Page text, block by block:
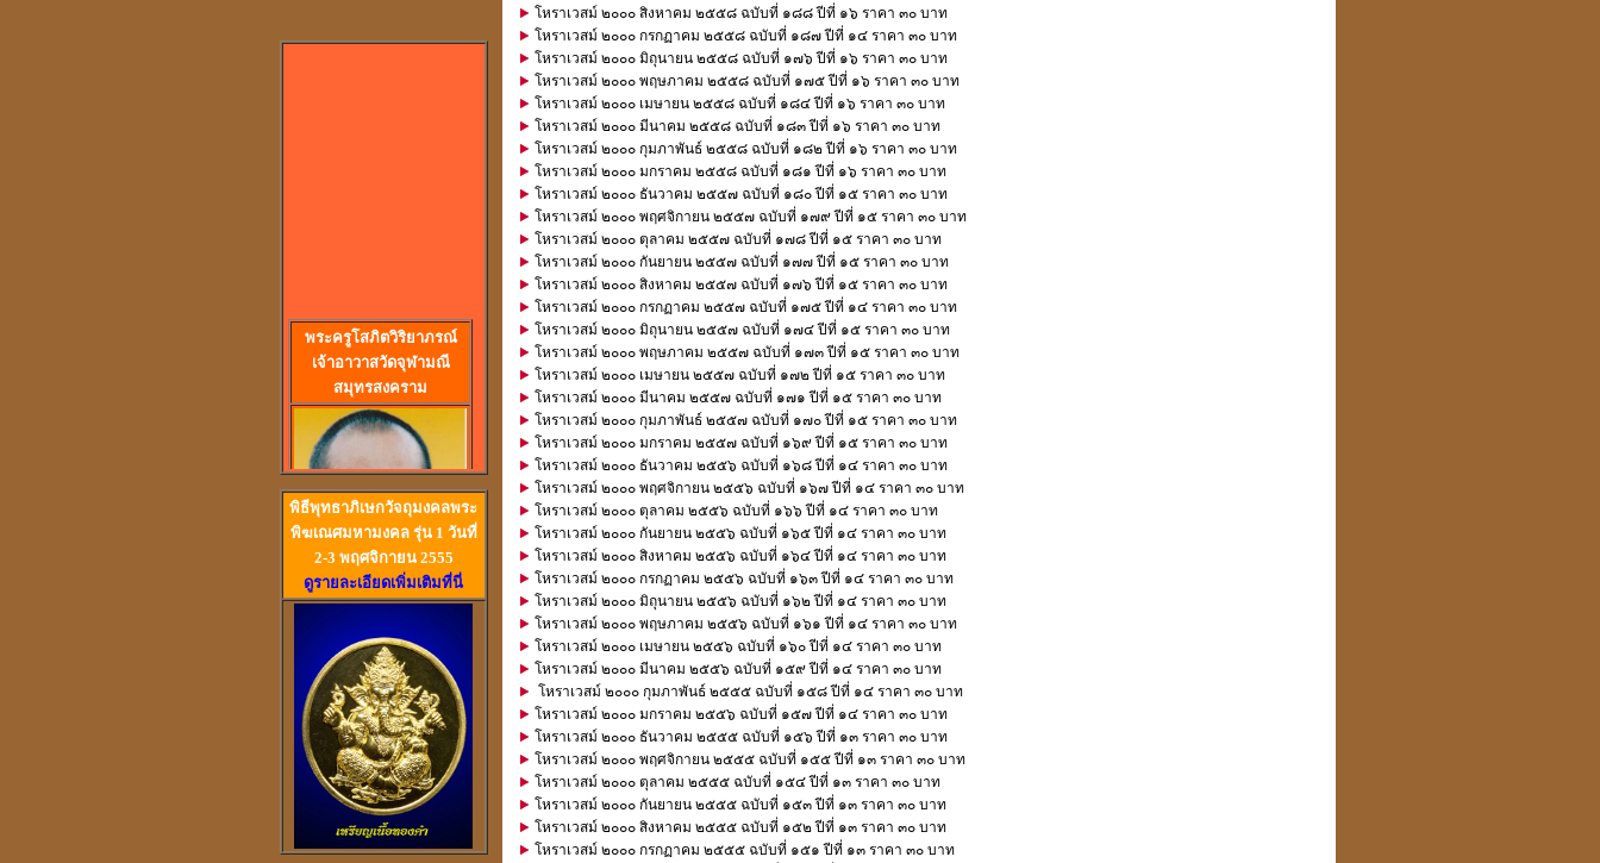
พระครูโสภิตวิริยาภรณ์
เจ้าอาวาสวัดจุฬามณี
สมุทรสงคราม
วัดสวนหงส์ สุพรรณบุรี
พิธีพุทธาภิเษกวัจถุมงคลพระ
พิฆเณศมหามงคล รุ่น 1 วันที่
2-3 พฤศจิกายน 2555
ดูรายละเอียดเพิ่มเติมที่นี่
โหราเวสม์ ๒๐๐๐ สิงหาคม ๒๕๕๘ ฉบับที่ ๑๘๘ ปีที่ ๑๖ ราคา ๓๐ บาท
โหราเวสม์ ๒๐๐๐ กรกฏาคม ๒๕๕๘ ฉบับที่ ๑๘๗ ปีที่ ๑๔ ราคา ๓๐ บาท
โหราเวสม์ ๒๐๐๐ มิถุนายน ๒๕๕๘ ฉบับที่ ๑๗๖ ปีที่ ๑๖ ราคา ๓๐ บาท
โหราเวสม์ ๒๐๐๐ พฤษภาคม ๒๕๕๘ ฉบับที่ ๑๗๕ ปีที่ ๑๖ ราคา ๓๐ บาท
โหราเวสม์ ๒๐๐๐ เมษายน ๒๕๕๘ ฉบับที่ ๑๘๔ ปีที่ ๑๖ ราคา ๓๐ บาท
โหราเวสม์ ๒๐๐๐ มีนาคม ๒๕๕๘ ฉบับที่ ๑๘๓ ปีที่ ๑๖ ราคา ๓๐ บาท
โหราเวสม์ ๒๐๐๐ กุมภาพันธ์ ๒๕๕๘ ฉบับที่ ๑๘๒ ปีที่ ๑๖ ราคา ๓๐ บาท
โหราเวสม์ ๒๐๐๐ มกราคม ๒๕๕๘ ฉบับที่ ๑๘๑ ปีที่ ๑๖ ราคา ๓๐ บาท
โหราเวสม์ ๒๐๐๐ ธันวาคม ๒๕๕๗ ฉบับที่ ๑๘๐ ปีที่ ๑๕ ราคา ๓๐ บาท
โหราเวสม์ ๒๐๐๐ พฤศจิกายน ๒๕๕๗ ฉบับที่ ๑๗๙ ปีที่ ๑๕ ราคา ๓๐ บาท
โหราเวสม์ ๒๐๐๐ ตุลาคม ๒๕๕๗ ฉบับที่ ๑๗๘ ปีที่ ๑๕ ราคา ๓๐ บาท
โหราเวสม์ ๒๐๐๐ กันยายน ๒๕๕๗ ฉบับที่ ๑๗๗ ปีที่ ๑๕ ราคา ๓๐ บาท
โหราเวสม์ ๒๐๐๐ สิงหาคม ๒๕๕๗ ฉบับที่ ๑๗๖ ปีที่ ๑๕ ราคา ๓๐ บาท
โหราเวสม์ ๒๐๐๐ กรกฏาคม ๒๕๕๗ ฉบับที่ ๑๗๕ ปีที่ ๑๔ ราคา ๓๐ บาท
โหราเวสม์ ๒๐๐๐ มิถุนายน ๒๕๕๗ ฉบับที่ ๑๗๔ ปีที่ ๑๕ ราคา ๓๐ บาท
โหราเวสม์ ๒๐๐๐ พฤษภาคม ๒๕๕๗ ฉบับที่ ๑๗๓ ปีที่ ๑๕ ราคา ๓๐ บาท
โหราเวสม์ ๒๐๐๐ เมษายน ๒๕๕๗ ฉบับที่ ๑๗๒ ปีที่ ๑๕ ราคา ๓๐ บาท
โหราเวสม์ ๒๐๐๐ มีนาคม ๒๕๕๗ ฉบับที่ ๑๗๑ ปีที่ ๑๕ ราคา ๓๐ บาท
โหราเวสม์ ๒๐๐๐ กุมภาพันธ์ ๒๕๕๗ ฉบับที่ ๑๗๐ ปีที่ ๑๕ ราคา ๓๐ บาท
โหราเวสม์ ๒๐๐๐ มกราคม ๒๕๕๗ ฉบับที่ ๑๖๙ ปีที่ ๑๕ ราคา ๓๐ บาท
โหราเวสม์ ๒๐๐๐ ธันวาคม ๒๕๕๖ ฉบับที่ ๑๖๘ ปีที่ ๑๔ ราคา ๓๐ บาท
โหราเวสม์ ๒๐๐๐ พฤศจิกายน ๒๕๕๖ ฉบับที่ ๑๖๗ ปีที่ ๑๔ ราคา ๓๐ บาท
โหราเวสม์ ๒๐๐๐ ตุลาคม ๒๕๕๖ ฉบับที่ ๑๖๖ ปีที่ ๑๔ ราคา ๓๐ บาท
โหราเวสม์ ๒๐๐๐ กันยายน ๒๕๕๖ ฉบับที่ ๑๖๕ ปีที่ ๑๔ ราคา ๓๐ บาท
โหราเวสม์ ๒๐๐๐ สิงหาคม ๒๕๕๖ ฉบับที่ ๑๖๔ ปีที่ ๑๔ ราคา ๓๐ บาท
โหราเวสม์ ๒๐๐๐ กรกฏาคม ๒๕๕๖ ฉบับที่ ๑๖๓ ปีที่ ๑๔ ราคา ๓๐ บาท
โหราเวสม์ ๒๐๐๐ มิถุนายน ๒๕๕๖ ฉบับที่ ๑๖๒ ปีที่ ๑๔ ราคา ๓๐ บาท
โหราเวสม์ ๒๐๐๐ พฤษภาคม ๒๕๕๖ ฉบับที่ ๑๖๑ ปีที่ ๑๔ ราคา ๓๐ บาท
โหราเวสม์ ๒๐๐๐ เมษายน ๒๕๕๖ ฉบับที่ ๑๖๐ ปีที่ ๑๔ ราคา ๓๐ บาท
โหราเวสม์ ๒๐๐๐ มีนาคม ๒๕๕๖ ฉบับที่ ๑๕๙ ปีที่ ๑๔ ราคา ๓๐ บาท
โหราเวสม์ ๒๐๐๐ กุมภาพันธ์ ๒๕๕๕ ฉบับที่ ๑๕๘ ปีที่ ๑๔ ราคา ๓๐ บาท
โหราเวสม์ ๒๐๐๐ มกราคม ๒๕๕๖ ฉบับที่ ๑๕๗ ปีที่ ๑๔ ราคา ๓๐ บาท
โหราเวสม์ ๒๐๐๐ ธันวาคม ๒๕๕๕ ฉบับที่ ๑๕๖ ปีที่ ๑๓ ราคา ๓๐ บาท
โหราเวสม์ ๒๐๐๐ พฤศจิกายน ๒๕๕๕ ฉบับที่ ๑๕๕ ปีที่ ๑๓ ราคา ๓๐ บาท
โหราเวสม์ ๒๐๐๐ ตุลาคม ๒๕๕๕ ฉบับที่ ๑๕๔ ปีที่ ๑๓ ราคา ๓๐ บาท
โหราเวสม์ ๒๐๐๐ กันยายน ๒๕๕๕ ฉบับที่ ๑๕๓ ปีที่ ๑๓ ราคา ๓๐ บาท
โหราเวสม์ ๒๐๐๐ สิงหาคม ๒๕๕๕ ฉบับที่ ๑๕๒ ปีที่ ๑๓ ราคา ๓๐ บาท
โหราเวสม์ ๒๐๐๐ กรกฏาคม ๒๕๕๕ ฉบับที่ ๑๕๑ ปีที่ ๑๓ ราคา ๓๐ บาท